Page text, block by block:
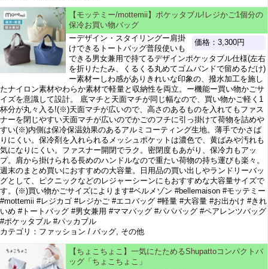
【モッテミー/mottemii】ポケッタブル!レジかご1個分の
保冷お買い物バッグ
価格：3,300円
ーデザイン・スタイリングー肩掛
けできるトートバッグ普段使いも
できる男女兼用で持てるデザインポケッタブル仕様(左右
を折りたたみ、くるくる丸めてゴムバンドで留めるだけ)
ー素材ーしわ感がありきれいな印象の、撥水加工を施し
たナイロン素材やわらか素材で軽量と収納性を両立。ー機能ー買い物かごサ
イズを意識して設計。 底マチと天面マチが同じ幅なので、買い物かご軽く1
杯分が丸々入る!(※)天面マチが広いので、高さのあるものを入れてもファス
ナーを閉じやすい天面マチが広いのでかごのフチに引っ掛けて荷物を詰めや
すい(※)内側は保冷保温効果のあるアルミコーティング生地。薄手でかさば
りにくい。保冷剤を入れられるメッシュポケットは濃色で、黄ばみや汚れも
気になりにくい。ファスナー開閉でラク。密閉度もあがり、保冷力もアッ
プ。肩から掛けられる長めのハンドルなので重たい荷物の持ち運びも楽々。
週末のまとめ買いにおすすめの大容量。日用品の買い出しやランドリーバッ
グとして、ピクニックなどのレジャーシーンにもおすすめな大容量サイズで
す。(※)買い物かごサイズによります#ベルメゾン #bellemaison #モッテミー
#mottemii #レジカゴ #レジかご #エコバッグ #軽量 #大容量 #お出かけ #きれ
いめ #トートバッグ #男女兼用 #ママバッグ #パパバッグ #ペアレンツバッグ
#ポケッタブル #パッカブル
カテゴリ：ファッション / バッグ, その他
【ちょこちょこ】一気にたためるShupattoコンパクトバ
ッグ「ちょこちょこ」